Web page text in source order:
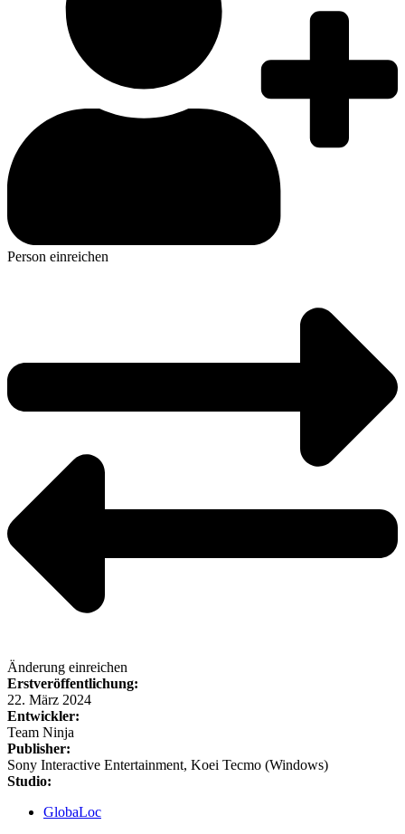
Person einreichen
Änderung einreichen
Erstveröffentlichung:
22. März 2024
Entwickler:
Team Ninja
Publisher:
Sony Interactive Entertainment, Koei Tecmo (Windows)
Studio:
GlobaLoc